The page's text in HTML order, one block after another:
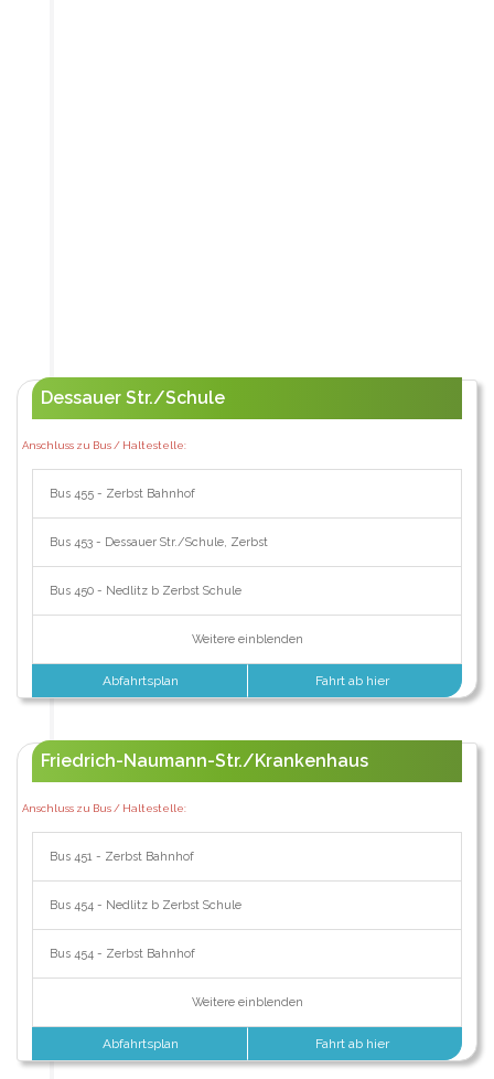
Dessauer Str./Schule
Anschluss zu Bus / Haltestelle:
Bus 455 - Zerbst Bahnhof
Bus 453 - Dessauer Str./Schule, Zerbst
Bus 450 - Nedlitz b Zerbst Schule
Weitere einblenden
Abfahrtsplan Fahrt ab hier
Friedrich-Naumann-Str./Krankenhaus
Anschluss zu Bus / Haltestelle:
Bus 451 - Zerbst Bahnhof
Bus 454 - Nedlitz b Zerbst Schule
Bus 454 - Zerbst Bahnhof
Weitere einblenden
Abfahrtsplan Fahrt ab hier